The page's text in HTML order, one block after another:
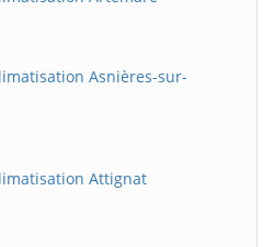
Asnières-sur-
Attignat